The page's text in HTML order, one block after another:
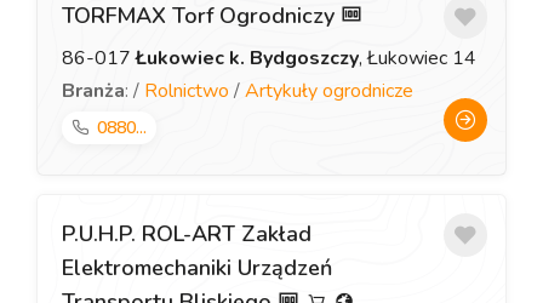
TORFMAX Torf Ogrodniczy
86-017Łukowiec k. Bydgoszczy, Łukowiec 14
Branża: / Rolnictwo /Artykuły ogrodnicze
0880...
P.U.H.P. ROL-ART Zakład
Elektromechaniki Urządzeń